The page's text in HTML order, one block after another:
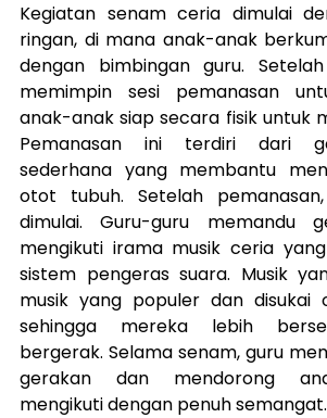
Kegiatan senam ceria dimulai
ringan, di mana anak-anak
dengan bimbingan guru.
memimpin sesi pemanasan
anak-anak siap secara fisik untuk
Pemanasan ini terdiri dari
sederhana yang membantu
otot tubuh. Setelah
dimulai. Guru-guru memandu
mengikuti irama musik ceria
sistem pengeras suara. Musik
musik yang populer dan disukai
sehingga mereka lebih
bergerak. Selama senam, guru
gerakan dan mendorong
mengikuti dengan penuh semangat.